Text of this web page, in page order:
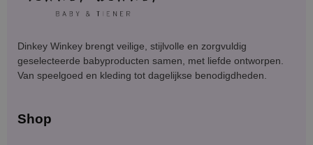
Dinkey Winkey brengt veilige, stijlvolle en zorgvuldig
geselecteerde babyproducten samen, met liefde ontworpen.
Van speelgoed en kleding tot dagelijkse benodigdheden.
Shop